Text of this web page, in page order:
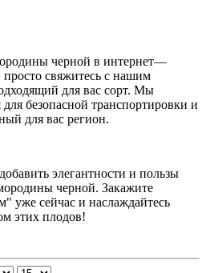
черной в интернет—
свяжитесь с нашим
для вас сорт. Мы
безопасной транспортировки и
для вас регион.
элегантности и пользы
черной. Закажите
уже сейчас и наслаждайтесь
этих плодов!